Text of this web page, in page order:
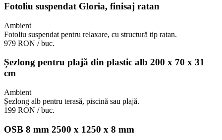
Fotoliu suspendat Gloria, finisaj ratan
Ambient
Fotoliu suspendat pentru relaxare, cu structură tip ratan.
979 RON / buc.
Șezlong pentru plajă din plastic alb 200 x 70 x 31
cm
Ambient
Șezlong alb pentru terasă, piscină sau plajă.
199 RON / buc.
OSB 8 mm 2500 x 1250 x 8 mm